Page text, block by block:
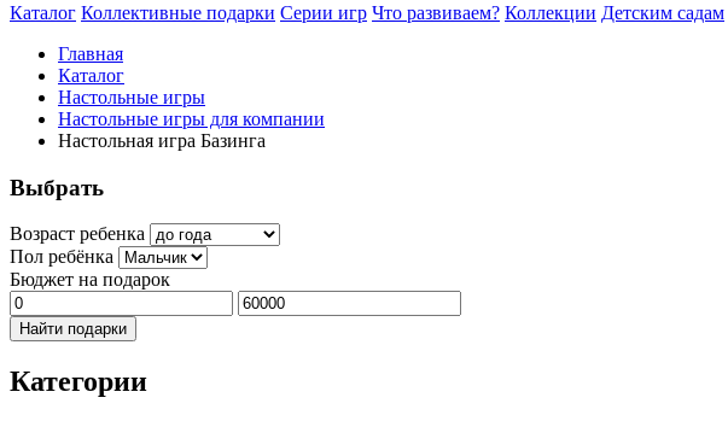
Каталог Коллективные подарки Серии игр Что развиваем? Коллекции Детским садам
Главная
Каталог
Настольные игры
Настольные игры для компании
Настольная игра Базинга
Выбрать
Возраст ребенка
Пол ребёнка
Бюджет на подарок
Найти подарки
Категории